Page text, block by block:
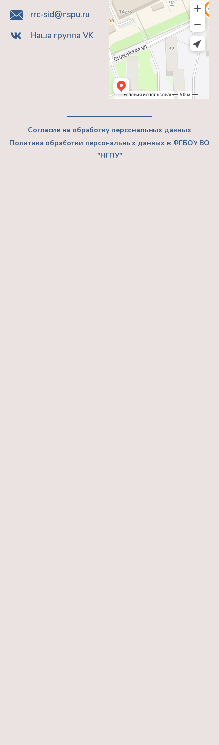
rrc-sid@nspu.ru
Наша группа VK
Согласие на обработку персональных данных
Политика обработки персональных данных в ФГБОУ ВО
"НГПУ"